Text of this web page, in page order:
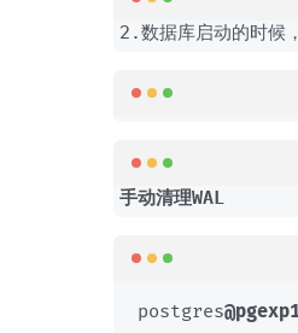
2.数据库启动的时候
手动清理WAL
postgres